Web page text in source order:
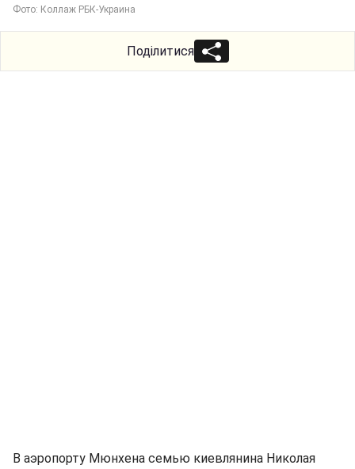
Фото: Коллаж РБК-Украина
Поділитися
В аэропорту Мюнхена семью киевлянина Николая